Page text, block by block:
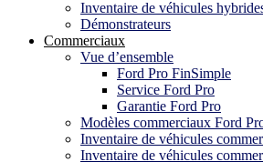
Inventaire de véhicules
Démonstrateurs
Commerciaux
Vue d’ensemble
Ford Pro FinSimple
Service Ford Pro
Garantie Ford Pro
Modèles commerciaux Ford
Inventaire de véhicules
Inventaire de véhicules